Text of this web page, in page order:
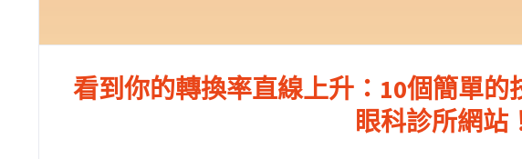
看到你的轉換率直線上升：10個簡單
眼科診所網站